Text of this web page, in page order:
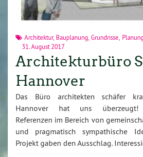
Architektur, Bauplanung ,Grundrisse Planung
31. August 2017
Architekturbüro
Hannover
Das Büro architekten schäfer
Hannover hat uns überzeugt!
Referenzen im Bereich von
und pragmatisch sympathische
Projekt gaben den Ausschlag.